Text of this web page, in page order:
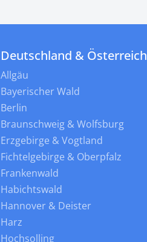
Deutschland & Österreich
Allgäu
Bayerischer Wald
Berlin
Braunschweig & Wolfsburg
Erzgebirge & Vogtland
Fichtelgebirge & Oberpfalz
Frankenwald
Habichtswald
Hannover & Deister
Harz
Hochsolling